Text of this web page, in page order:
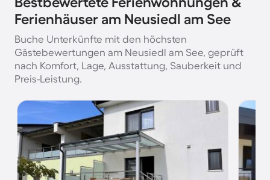
Ferienhäuser am Neusiedl am See
Buche Unterkünfte mit den höchsten
Gästebewertungen am Neusiedl am See, geprüft
nach Komfort, Lage, Ausstattung, Sauberkeit und
Preis-Leistung.